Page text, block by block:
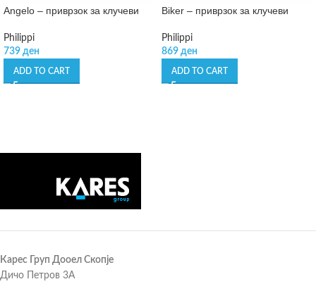
Angelo – приврзок за клучеви
Philippi
739 ден
ADD TO CART
Biker – приврзок за клучеви
Philippi
869 ден
ADD TO CART
Карес Груп Дооел Скопје
Дичо Петров 3А